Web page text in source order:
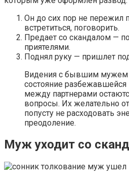
Он до сих пор не пережил
встретиться, поговорить.
Предает со скандалом —
приятелями.
Поднял руку — пришлет
Видения с бывшим мужем
состояние разбежавшейся
между партнерами
вопросы. Их желательно
попусту не расходовать
преодоление.
Муж уходит со